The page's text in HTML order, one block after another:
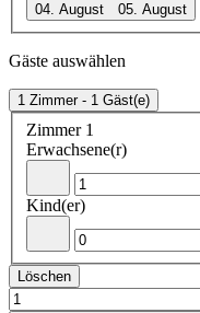
04. August 05. August
Booking
Gäste auswählen
1 Zimmer - 1 Gäst(e)
Zimmer
1
Zimmer 1
Erwachsene(r)
-
Entfernen
einen
Erwachsenen
Kind(er)
-
Entfernen
Sie
Löschen